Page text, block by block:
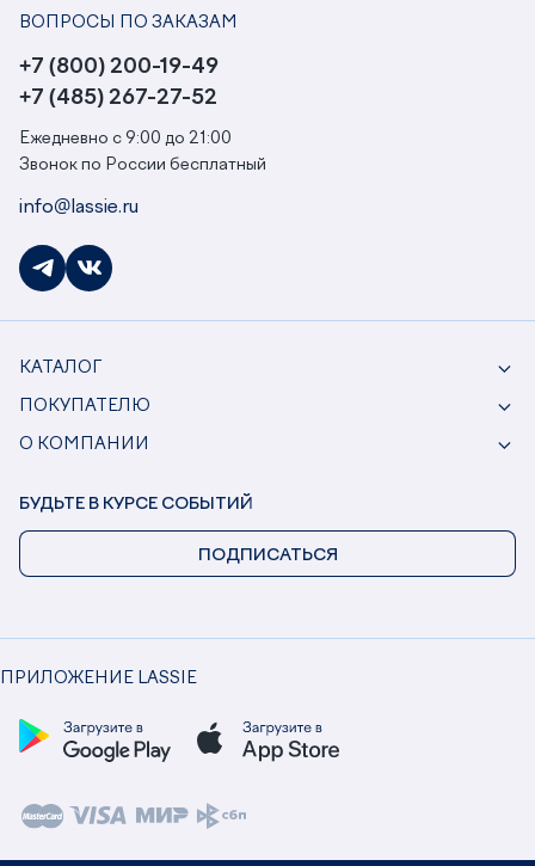
ВОПРОСЫ ПО ЗАКАЗАМ
+7 (800) 200-19-49
+7 (485) 267-27-52
Ежедневно с 9:00 до 21:00
Звонок по России бесплатный
info@lassie.ru
КАТАЛОГ
ПОКУПАТЕЛЮ
О КОМПАНИИ
ПРИЛОЖЕНИЕ LASSIE
БУДЬТЕ В КУРСЕ СОБЫТИЙ
ПОДПИСАТЬСЯ